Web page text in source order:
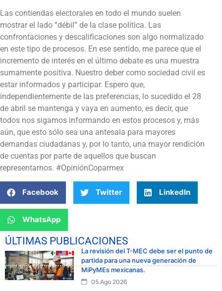
Las contiendas electorales en todo el mundo suelen
mostrar el lado “débil” de la clase política. Las
confrontaciones y descalificaciones son algo normalizado
en este tipo de procesos. En ese sentido, me parece que el
incremento de interés en el último debate es una muestra
sumamente positiva. Nuestro deber como sociedad civil es
estar informados y participar. Espero que,
independientemente de las preferencias, lo sucedido el 28
de abril se mantenga y vaya en aumento, es decir, que
todos nos sigamos informando en estos procesos y, más
aún, que esto sólo sea una antesala para mayores
demandas ciudadanas y, por lo tanto, una mayor rendición
de cuentas por parte de aquellos que buscan
representarnos. #OpiniónCoparmex
Facebook Twitter LinkedIn
WhatsApp
ÚLTIMAS PUBLICACIONES
La revisión del T-MEC debe ser el punto de
partida para una nueva generación de
MiPyMEs mexicanas.
05 Ago 2026